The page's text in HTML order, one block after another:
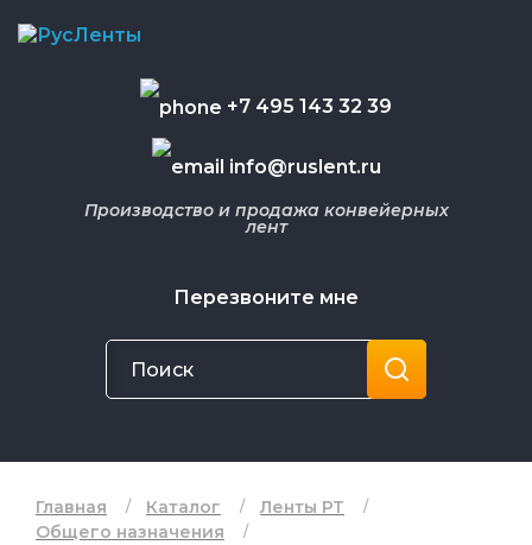
+7 495 143 32 39
info@ruslent.ru
Перезвоните мне
Производство и продажа конвейерных
лент
Главная Каталог
Ленты РТ
Общего назначения